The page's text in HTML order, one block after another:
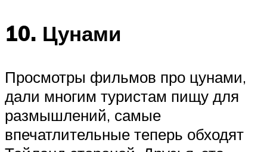
10. Цунами
Просмотры фильмов про цунами,
дали многим туристам пищу для
размышлений, самые
впечатлительные теперь обходят